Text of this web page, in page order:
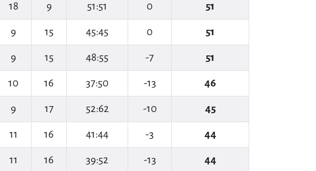
18 9 51:51 0 51
9 15 45:45 0 51
9 15 48:55 -7 51
10 16 37:50 -13 46
9 17 52:62 -10 45
11 16 41:44 -3 44
11 16 39:52 -13 44